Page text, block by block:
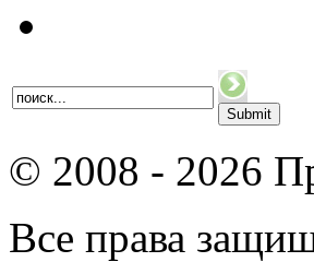
© 2008 - 2026
Все права